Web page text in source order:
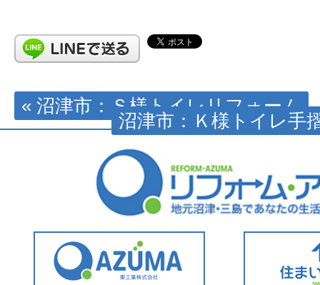
« 沼津市：Ｓ様トイレリフォーム
沼津市：Ｋ様トイレ手